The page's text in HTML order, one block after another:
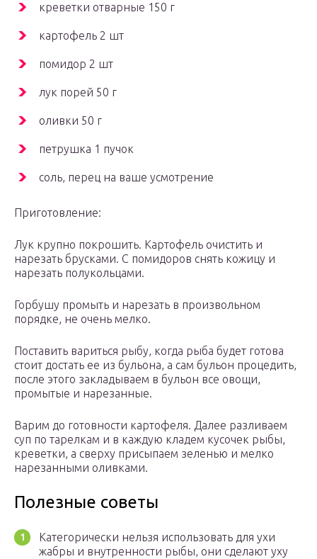
креветки отварные 150 г
картофель 2 шт
помидор 2 шт
лук порей 50 г
оливки 50 г
петрушка 1 пучок
соль, перец на ваше усмотрение
Приготовление:
Лук крупно покрошить. Картофель очистить и
нарезать брусками. С помидоров снять кожицу и
нарезать полукольцами.
Горбушу промыть и нарезать в произвольном
порядке, не очень мелко.
Поставить вариться рыбу, когда рыба будет готова
стоит достать ее из бульона, а сам бульон процедить,
после этого закладываем в бульон все овощи,
промытые и нарезанные.
Варим до готовности картофеля. Далее разливаем
суп по тарелкам и в каждую кладем кусочек рыбы,
креветки, а сверху присыпаем зеленью и мелко
нарезанными оливками.
Полезные советы
Категорически нельзя использовать для ухи
жабры и внутренности рыбы, они сделают уху